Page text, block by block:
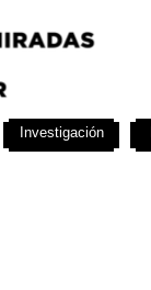
Investigación